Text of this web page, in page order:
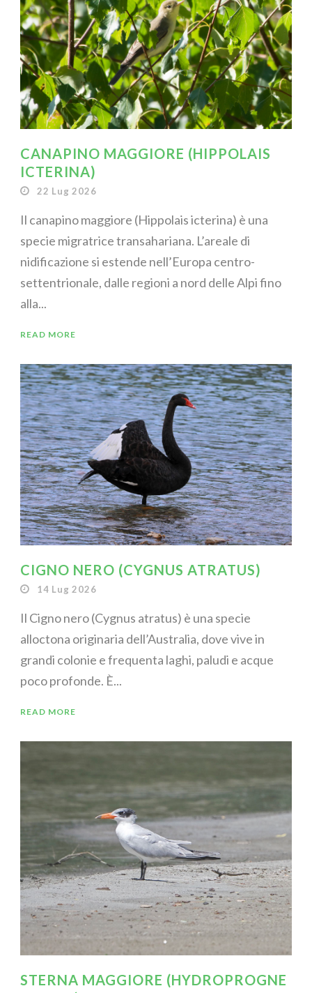
CANAPINO MAGGIORE (HIPPOLAIS
ICTERINA)
22 Lug 2026
Il canapino maggiore (Hippolais icterina) è una
specie migratrice transahariana. L’areale di
nidificazione si estende nell’Europa centro-
settentrionale, dalle regioni a nord delle Alpi fino
alla...
READ MORE
CIGNO NERO (CYGNUS ATRATUS)
14 Lug 2026
Il Cigno nero (Cygnus atratus) è una specie
alloctona originaria dell’Australia, dove vive in
grandi colonie e frequenta laghi, paludi e acque
poco profonde. È...
READ MORE
STERNA MAGGIORE (HYDROPROGNE